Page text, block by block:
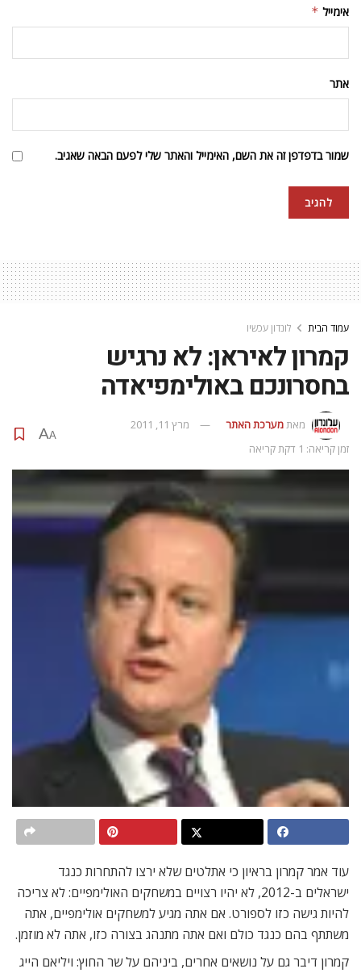
אימייל *
אתר
שמור בדפדפן זה את השם, האימייל והאתר שלי לפעם הבאה שאגיב.
עמוד הבית לונדון עכשיו
קמרון לאיראן: לא נרגיש
בחסרונכם באולימפיאדה
מאתמערכת האתר
מרץ 11, 2011
זמן קריאה: 1 דקת קריאה
A
A
עוד אמר קמרון בראיון כי אתלטים שלא ירצו להתחרות כנגד
ישראלים ב-2012, לא יהיו רצויים במשחקים האולימפיים: לא צריכה
להיות גישה כזו לספורט. אם אתה מגיע למשחקים אולימפיים, אתה
משתתף בהם כנגד כולם ואם אתה מתנהג בצורה כזו, אתה לא מוזמן.
קמרון דיבר גם על נושאים אחרים, ביניהם על שר החוץ: ויליאם הייג